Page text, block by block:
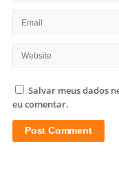
Salvar meus dados
eu comentar.